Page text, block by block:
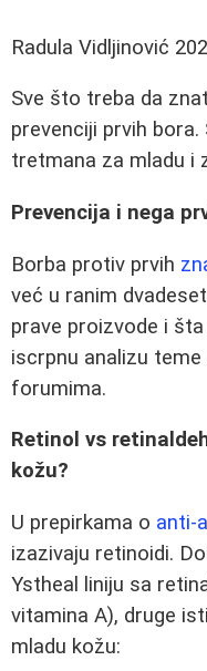
Radula Vidljinović
Sve što treba da
prevenciji prvih
tretmana za mladu i
Prevencija i nega
Borba protiv prvih
već u ranim
prave proizvode i
iscrpnu analizu
forumima.
Retinol vs
kožu?
U prepirkama o anti-
izazivaju retinoidi.
Ystheal liniju sa
vitamina A), druge
mladu kožu: